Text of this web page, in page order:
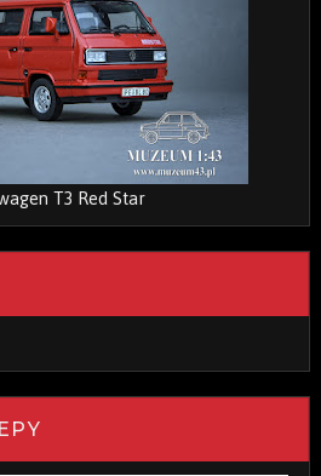
T3 Red Star